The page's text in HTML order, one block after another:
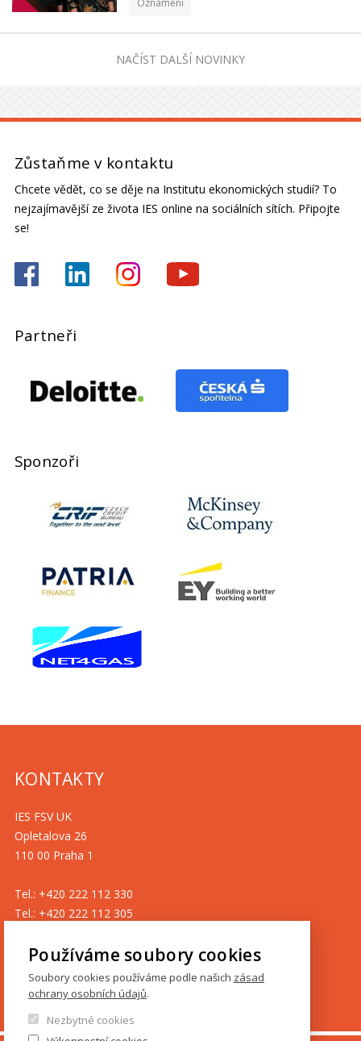
NAČÍST DALŠÍ NOVINKY
Zůstaňme v kontaktu
Chcete vědět, co se děje na Institutu ekonomických studií? To
nejzajímavější ze života IES online na sociálních sítích. Připojte
se!
Partneři
Sponzoři
KONTAKTY
IES FSV UK
Opletalova 26
110 00 Praha 1
Tel.: +420 222 112 330
Tel.: +420 222 112 305
ies@fsv.cuni.cz
GDPR
Používáme soubory cookies
Soubory cookies používáme podle našich zásad
ochrany osobních údajů.
Nezbytné cookies